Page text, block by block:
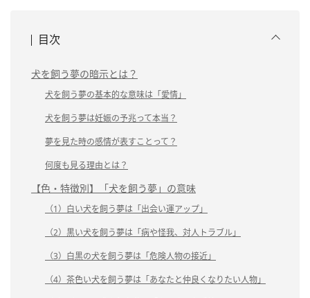
目次
犬を飼う夢の暗示とは？
犬を飼う夢の基本的な意味は「愛情」
犬を飼う夢は妊娠の予兆って本当？
夢を見た時の感情が表すことって？
何度も見る理由とは？
【色・特徴別】「犬を飼う夢」の意味
（1）白い犬を飼う夢は「出会い運アップ」
（2）黒い犬を飼う夢は「病や怪我、対人トラブル」
（3）白黒の犬を飼う夢は「危険人物の接近」
（4）茶色い犬を飼う夢は「あなたと仲良くなりたい人物」